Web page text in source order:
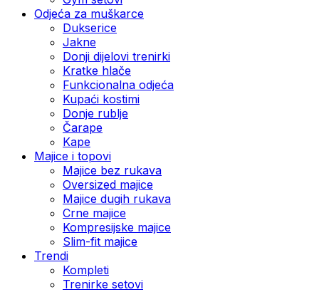
Odjeća za muškarce
Dukserice
Jakne
Donji dijelovi trenirki
Kratke hlače
Funkcionalna odjeća
Kupaći kostimi
Donje rublje
Čarape
Kape
Majice i topovi
Majice bez rukava
Oversized majice
Majice dugih rukava
Crne majice
Kompresijske majice
Slim-fit majice
Trendi
Kompleti
Trenirke setovi